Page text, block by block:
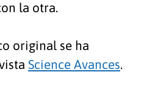
la otra.
original se ha
Science Avances.